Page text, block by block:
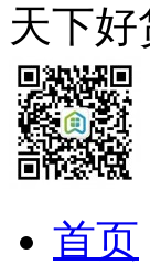
天下
首页